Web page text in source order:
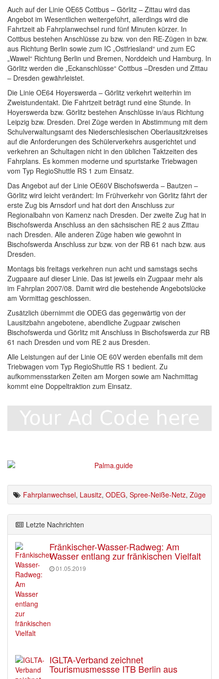
Auch auf der Linie OE65 Cottbus – Görlitz – Zittau wird das
Angebot im Wesentlichen weitergeführt, allerdings wird die
Fahrtzeit ab Fahrplanwechsel rund fünf Minuten kürzer. In
Cottbus bestehen Anschlüsse zu bzw. von den RE-Zügen in bzw.
aus Richtung Berlin sowie zum IC „Ostfriesland“ und zum EC
„Wawel“ Richtung Berlin und Bremen, Norddeich und Hamburg. In
Görlitz werden die „Eckanschlüsse“ Cottbus –Dresden und Zittau
– Dresden gewährleistet.
Die Linie OE64 Hoyerswerda – Görlitz verkehrt weiterhin im
Zweistundentakt. Die Fahrtzeit beträgt rund eine Stunde. In
Hoyerswerda bzw. Görlitz bestehen Anschlüsse in/aus Richtung
Leipzig bzw. Dresden. Drei Züge werden in Abstimmung mit dem
Schulverwaltungsamt des Niederschlesischen Oberlausitzkreises
auf die Anforderungen des Schülerverkehrs ausgerichtet und
verkehren an Schultagen nicht in den üblichen Taktzeiten des
Fahrplans. Es kommen moderne und spurtstarke Triebwagen
vom Typ RegioShuttle RS 1 zum Einsatz.
Das Angebot auf der Linie OE60V Bischofswerda – Bautzen –
Görlitz wird leicht verändert: Im Frühverkehr von Görlitz fährt der
erste Zug bis Arnsdorf und hat dort den Anschluss zur
Regionalbahn von Kamenz nach Dresden. Der zweite Zug hat in
Bischofswerda Anschluss an den sächsischen RE 2 aus Zittau
nach Dresden. Alle anderen Züge haben wie gewohnt in
Bischofswerda Anschluss zur bzw. von der RB 61 nach bzw. aus
Dresden.
Montags bis freitags verkehren nun acht und samstags sechs
Zugpaare auf dieser Linie. Das ist jeweils ein Zugpaar mehr als
im Fahrplan 2007/08. Damit wird die bestehende Angebotslücke
am Vormittag geschlossen.
Zusätzlich übernimmt die ODEG das gegenwärtig von der
Lausitzbahn angebotene, abendliche Zugpaar zwischen
Bischofswerda und Görlitz mit Anschluss in Bischofswerda zur RB
61 nach Dresden und vom RE 2 aus Dresden.
Alle Leistungen auf der Linie OE 60V werden ebenfalls mit dem
Triebwagen vom Typ RegioShuttle RS 1 bedient. Zu
aufkommensstarken Zeiten am Morgen sowie am Nachmittag
kommt eine Doppeltraktion zum Einsatz.
Fahrplanwechsel, Lausitz, ODEG, Spree-Neiße-Netz, Züge
Letzte Nachrichten
Fränkischer-Wasser-Radweg: Am
Wasser entlang zur fränkischen Vielfalt
01.05.2019
IGLTA-Verband zeichnet
Tourismusmessse ITB Berlin aus